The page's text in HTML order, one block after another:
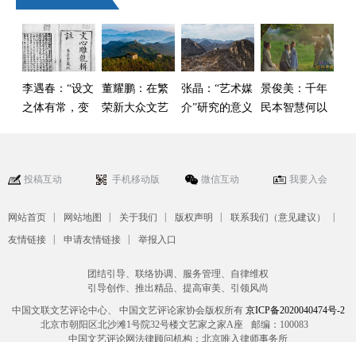
李遇春：“设文
之体有常，变
董耀鹏：在繁
荣新大众文艺
张晶：“艺术媒
介”研究的意义
景俊美：千年
民本智慧何以
投稿互动 手机移动版 微信互动 我要入会
网站首页 | 网站地图 | 关于我们 | 版权声明 | 联系我们（意见建议） |
友情链接 | 申请友情链接 | 举报入口
团结引导、联络协调、服务管理、自律维权
引导创作、推出精品、提高审美、引领风尚
中国文联文艺评论中心、 中国文艺评论家协会版权所有 京ICP备2020040474号-2
北京市朝阳区北沙滩1号院32号楼文艺家之家A座
邮编：100083
中国文艺评论网法律顾问机构：北京唯入律师事务所